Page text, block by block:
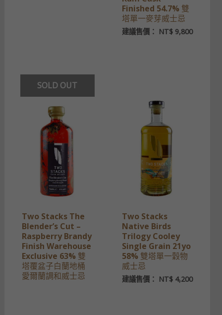
Finished 54.7% 雙
塔單一麥芽威士忌
建議售價： NT$9,800
SOLD OUT
Two Stacks The
Blender’s Cut –
Raspberry Brandy
Finish Warehouse
Exclusive 63% 雙
塔覆盆子白蘭地桶
愛爾蘭調和威士忌
Two Stacks
Native Birds
Trilogy Cooley
Single Grain 21yo
58% 雙塔單一穀物
威士忌
建議售價： NT$4,200